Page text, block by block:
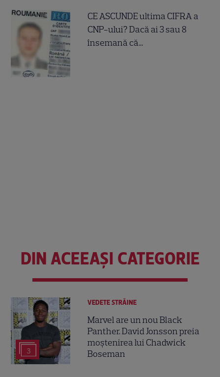
CE ASCUNDE ultima CIFRA a
CNP-ului? Dacă ai 3 sau 8
însemană că...
DIN ACEEAȘI CATEGORIE
3
VEDETE STRĂINE
Marvel are un nou Black
Panther. David Jonsson preia
moștenirea lui Chadwick
Boseman